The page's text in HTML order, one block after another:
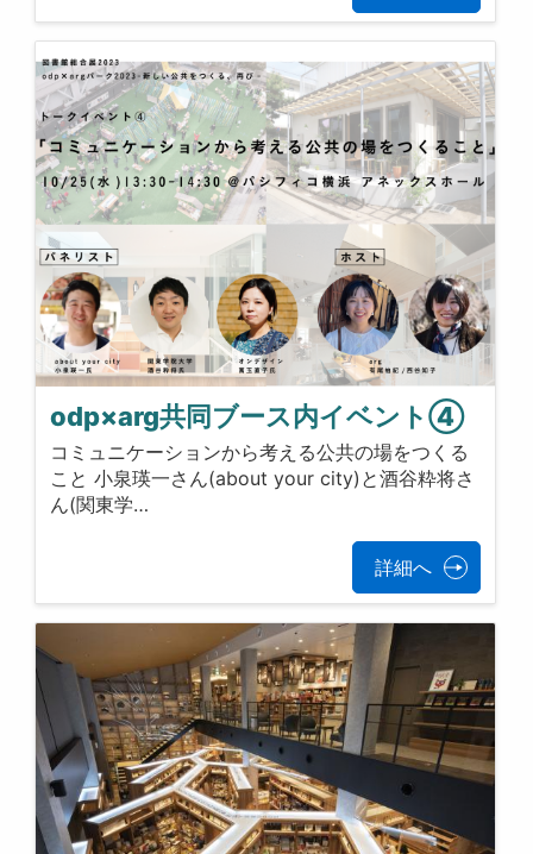
odp×arg共同ブース内イベント④
コミュニケーションから考える公共の場をつくる
こと 小泉瑛一さん(about your city)と酒谷粋将さ
ん(関東学…
詳細へ